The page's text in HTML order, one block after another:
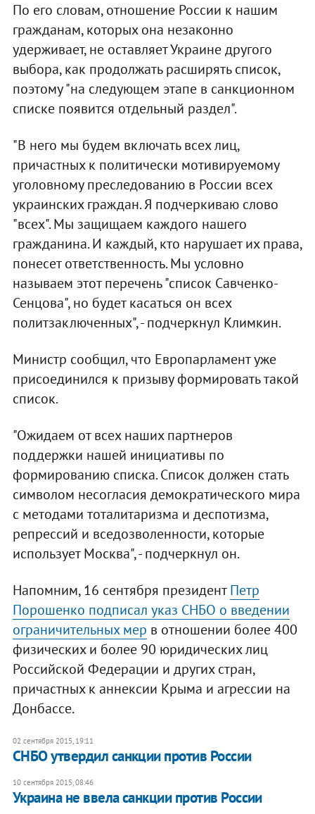
По его словам, отношение России к нашим
гражданам, которых она незаконно
удерживает, не оставляет Украине другого
выбора, как продолжать расширять список,
поэтому "на следующем этапе в санкционном
списке появится отдельный раздел".
"В него мы будем включать всех лиц,
причастных к политически мотивируемому
уголовному преследованию в России всех
украинских граждан. Я подчеркиваю слово
"всех". Мы защищаем каждого нашего
гражданина. И каждый, кто нарушает их права,
понесет ответственность. Мы условно
называем этот перечень "список Савченко-
Сенцова", но будет касаться он всех
политзаключенных", - подчеркнул Климкин.
Министр сообщил, что Европарламент уже
присоединился к призыву формировать такой
список.
"Ожидаем от всех наших партнеров
поддержки нашей инициативы по
формированию списка. Список должен стать
символом несогласия демократического мира
с методами тоталитаризма и деспотизма,
репрессий и вседозволенности, которые
использует Москва", - подчеркнул он.
Напомним, 16 сентября президентПетр
Порошенко подписал указ СНБО о введении
ограничительных мер в отношении более 400
физических и более 90 юридических лиц
Российской Федерации и других стран,
причастных к аннексии Крыма и агрессии на
Донбассе.
02 сентября 2015, 19:11
СНБО утвердил санкции против России
10 сентября 2015, 08:46
Украина не ввела санкции против России